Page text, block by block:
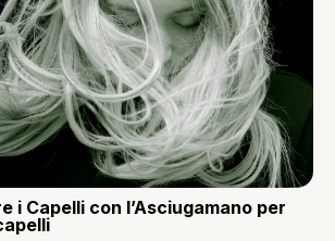
i Capelli con l’Asciugamano per